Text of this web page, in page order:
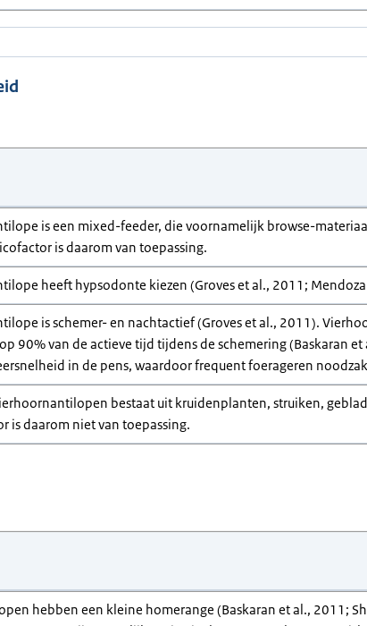
is een mixed-feeder, die voornamelijk browse-
is daarom van toepassing.
heeft hypsodonte kiezen (Groves et al., 2011;
is schemer- en nachtactief (Groves et al., 2011).
90% van de actieve tijd tijdens de schemering (Baskaran
in de pens, waardoor frequent foerageren
bestaat uit kruidenplanten, struiken,
is daarom niet van toepassing.
hebben een kleine homerange (Baskaran et al., 2011;